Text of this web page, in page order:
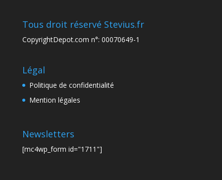
Tous droit réservé Stevius.fr
CopyrightDepot.com n°: 00070649-1
Légal
Politique de confidentialité
Mention légales
Newsletters
[mc4wp_form id="1711"]